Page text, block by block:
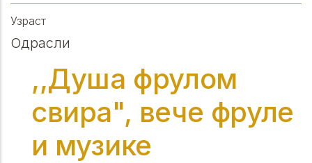
Узраст
Одрасли
,,Душа фрулом
свира", вече фруле
и музике